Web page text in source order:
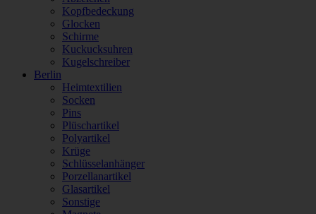
Kopfbedeckung
Glocken
Schirme
Kuckucksuhren
Kugelschreiber
Berlin
Heimtextilien
Socken
Pins
Plüschartikel
Polyartikel
Krüge
Schlüsselanhänger
Porzellanartikel
Glasartikel
Sonstige